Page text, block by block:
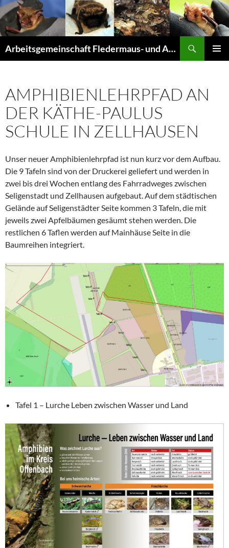
Arbeitsgemeinschaft Fledermaus- und Amphibienschutz Seligenstadt und Mainhausen
AMPHIBIENLEHRPFAD AN
DER KÄTHE-PAULUS
SCHULE IN ZELLHAUSEN
Unser neuer Amphibienlehrpfad ist nun kurz vor dem Aufbau.
Die 9 Tafeln sind von der Druckerei geliefert und werden in
zwei bis drei Wochen entlang des Fahrradweges zwischen
Seligenstadt und Zellhausen aufgebaut. Auf dem städtischen
Gelände auf Seligenstädter Seite kommen 3 Tafeln, die mit
jeweils zwei Apfelbäumen gesäumt stehen werden. Die
restlichen 6 Taflen werden auf Mainhäuse Seite in die
Baumreihen integriert.
Tafel 1 – Lurche Leben zwischen Wasser und Land